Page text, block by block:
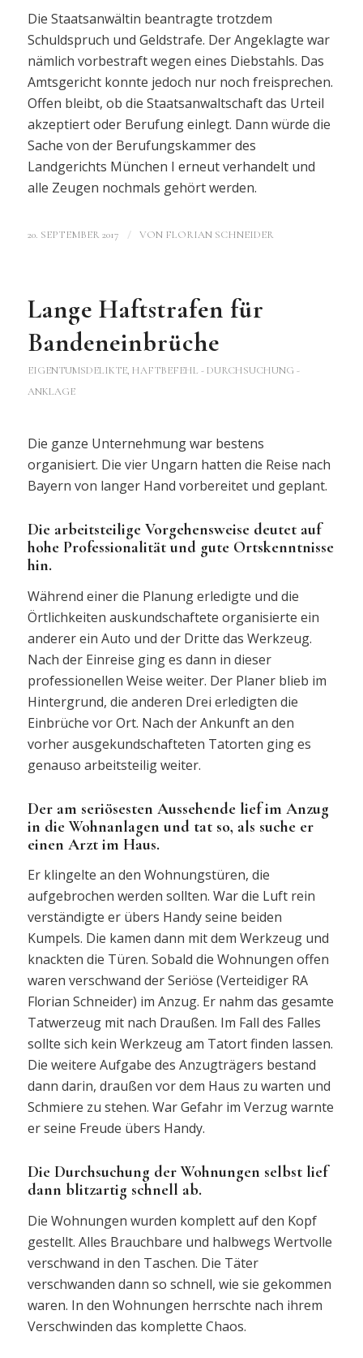
Die Staatsanwältin beantragte trotzdem
Schuldspruch und Geldstrafe. Der Angeklagte war
nämlich vorbestraft wegen eines Diebstahls. Das
Amtsgericht konnte jedoch nur noch freisprechen.
Offen bleibt, ob die Staatsanwaltschaft das Urteil
akzeptiert oder Berufung einlegt. Dann würde die
Sache von der Berufungskammer des
Landgerichts München I erneut verhandelt und
alle Zeugen nochmals gehört werden.
20. SEPTEMBER 2017 / VON FLORIAN SCHNEIDER
Lange Haftstrafen für
Bandeneinbrüche
EIGENTUMSDELIKTE, HAFTBEFEHL - DURCHSUCHUNG -
ANKLAGE
Die ganze Unternehmung war bestens
organisiert. Die vier Ungarn hatten die Reise nach
Bayern von langer Hand vorbereitet und geplant.
Die arbeitsteilige Vorgehensweise deutet auf
hohe Professionalität und gute Ortskenntnisse
hin.
Während einer die Planung erledigte und die
Örtlichkeiten auskundschaftete organisierte ein
anderer ein Auto und der Dritte das Werkzeug.
Nach der Einreise ging es dann in dieser
professionellen Weise weiter. Der Planer blieb im
Hintergrund, die anderen Drei erledigten die
Einbrüche vor Ort. Nach der Ankunft an den
vorher ausgekundschafteten Tatorten ging es
genauso arbeitsteilig weiter.
Der am seriösesten Aussehende lief im Anzug
in die Wohnanlagen und tat so, als suche er
einen Arzt im Haus.
Er klingelte an den Wohnungstüren, die
aufgebrochen werden sollten. War die Luft rein
verständigte er übers Handy seine beiden
Kumpels. Die kamen dann mit dem Werkzeug und
knackten die Türen. Sobald die Wohnungen offen
waren verschwand der Seriöse (Verteidiger RA
Florian Schneider) im Anzug. Er nahm das gesamte
Tatwerzeug mit nach Draußen. Im Fall des Falles
sollte sich kein Werkzeug am Tatort finden lassen.
Die weitere Aufgabe des Anzugträgers bestand
dann darin, draußen vor dem Haus zu warten und
Schmiere zu stehen. War Gefahr im Verzug warnte
er seine Freude übers Handy.
Die Durchsuchung der Wohnungen selbst lief
dann blitzartig schnell ab.
Die Wohnungen wurden komplett auf den Kopf
gestellt. Alles Brauchbare und halbwegs Wertvolle
verschwand in den Taschen. Die Täter
verschwanden dann so schnell, wie sie gekommen
waren. In den Wohnungen herrschte nach ihrem
Verschwinden das komplette Chaos.